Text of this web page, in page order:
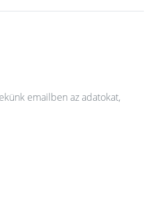
emailben az adatokat,